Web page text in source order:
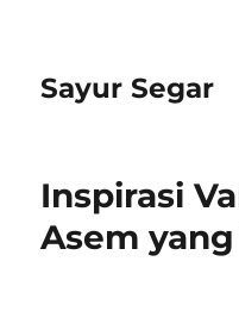
Sayur Segar
Inspirasi
Asem